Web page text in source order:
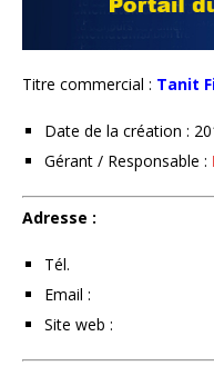
Titre commercial : Tanit
Date de la création :
Gérant / Responsable :
Adresse :
Tél.
Email :
Site web :